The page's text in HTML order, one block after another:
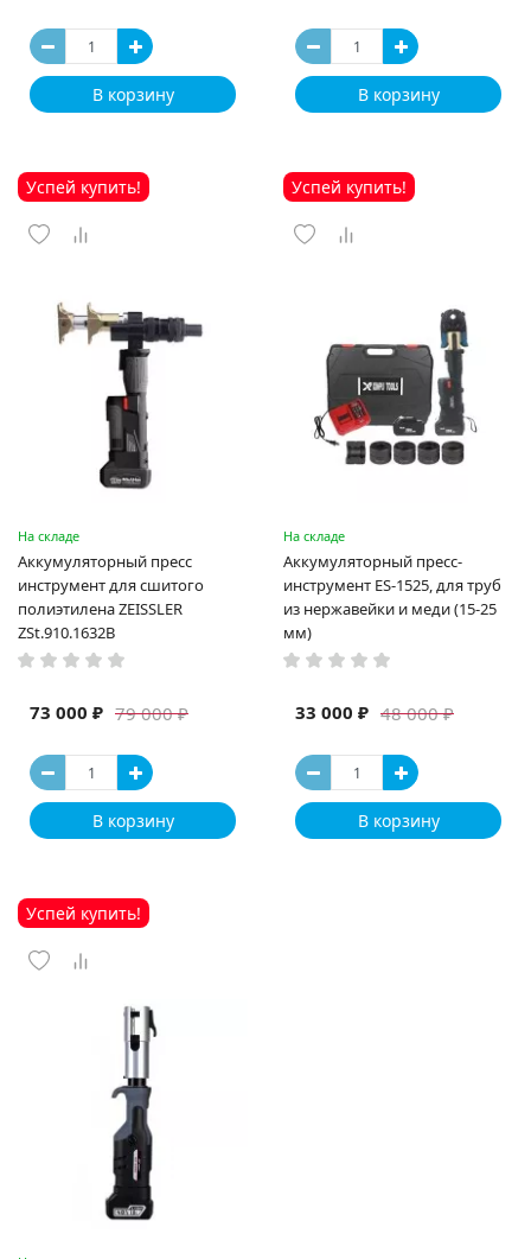
В корзину В корзину
Успей купить!
На складе
Аккумуляторный пресс
инструмент для сшитого
полиэтилена ZEISSLER
ZSt.910.1632B
79 000 ₽
73 000 ₽
В корзину
Успей купить!
На складе
Аккумуляторный пресс-
инструмент ES-1525, для труб
из нержавейки и меди (15-25
мм)
48 000 ₽
33 000 ₽
В корзину
Успей купить!